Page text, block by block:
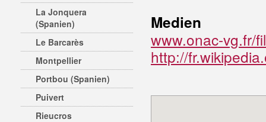
La Jonquera
(Spanien)
Le Barcarès
Montpellier
Portbou (Spanien)
Puivert
Rieucros
Medien
www.onac-vg.fr/
http://